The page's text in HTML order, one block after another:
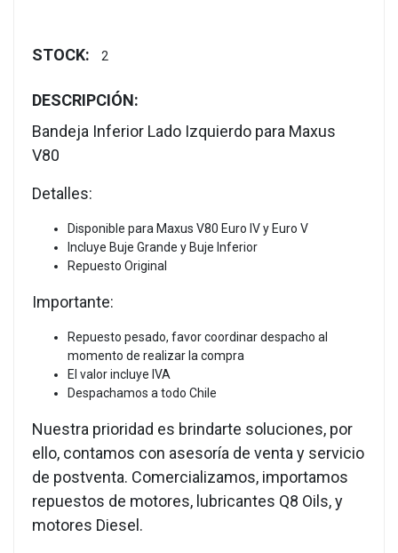
STOCK: 2
DESCRIPCIÓN:
Bandeja Inferior Lado Izquierdo para Maxus
V80
Detalles:
Disponible para Maxus V80 Euro IV y Euro V
Incluye Buje Grande y Buje Inferior
Repuesto Original
Importante:
Repuesto pesado, favor coordinar despacho al
momento de realizar la compra
El valor incluye IVA
Despachamos a todo Chile
Nuestra prioridad es brindarte soluciones, por
ello, contamos con asesoría de venta y servicio
de postventa. Comercializamos, importamos
repuestos de motores, lubricantes Q8 Oils, y
motores Diesel.